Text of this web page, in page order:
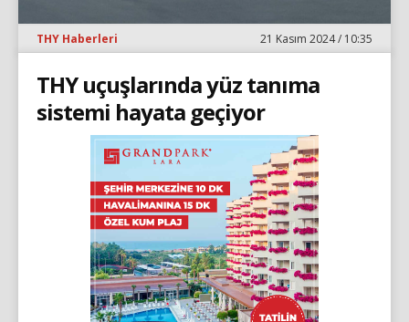
THY Haberleri 21 Kasım 2024 / 10:35
THY uçuşlarında yüz tanıma
sistemi hayata geçiyor